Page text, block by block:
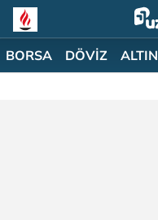
BORSA DÖVİZ ALTIN